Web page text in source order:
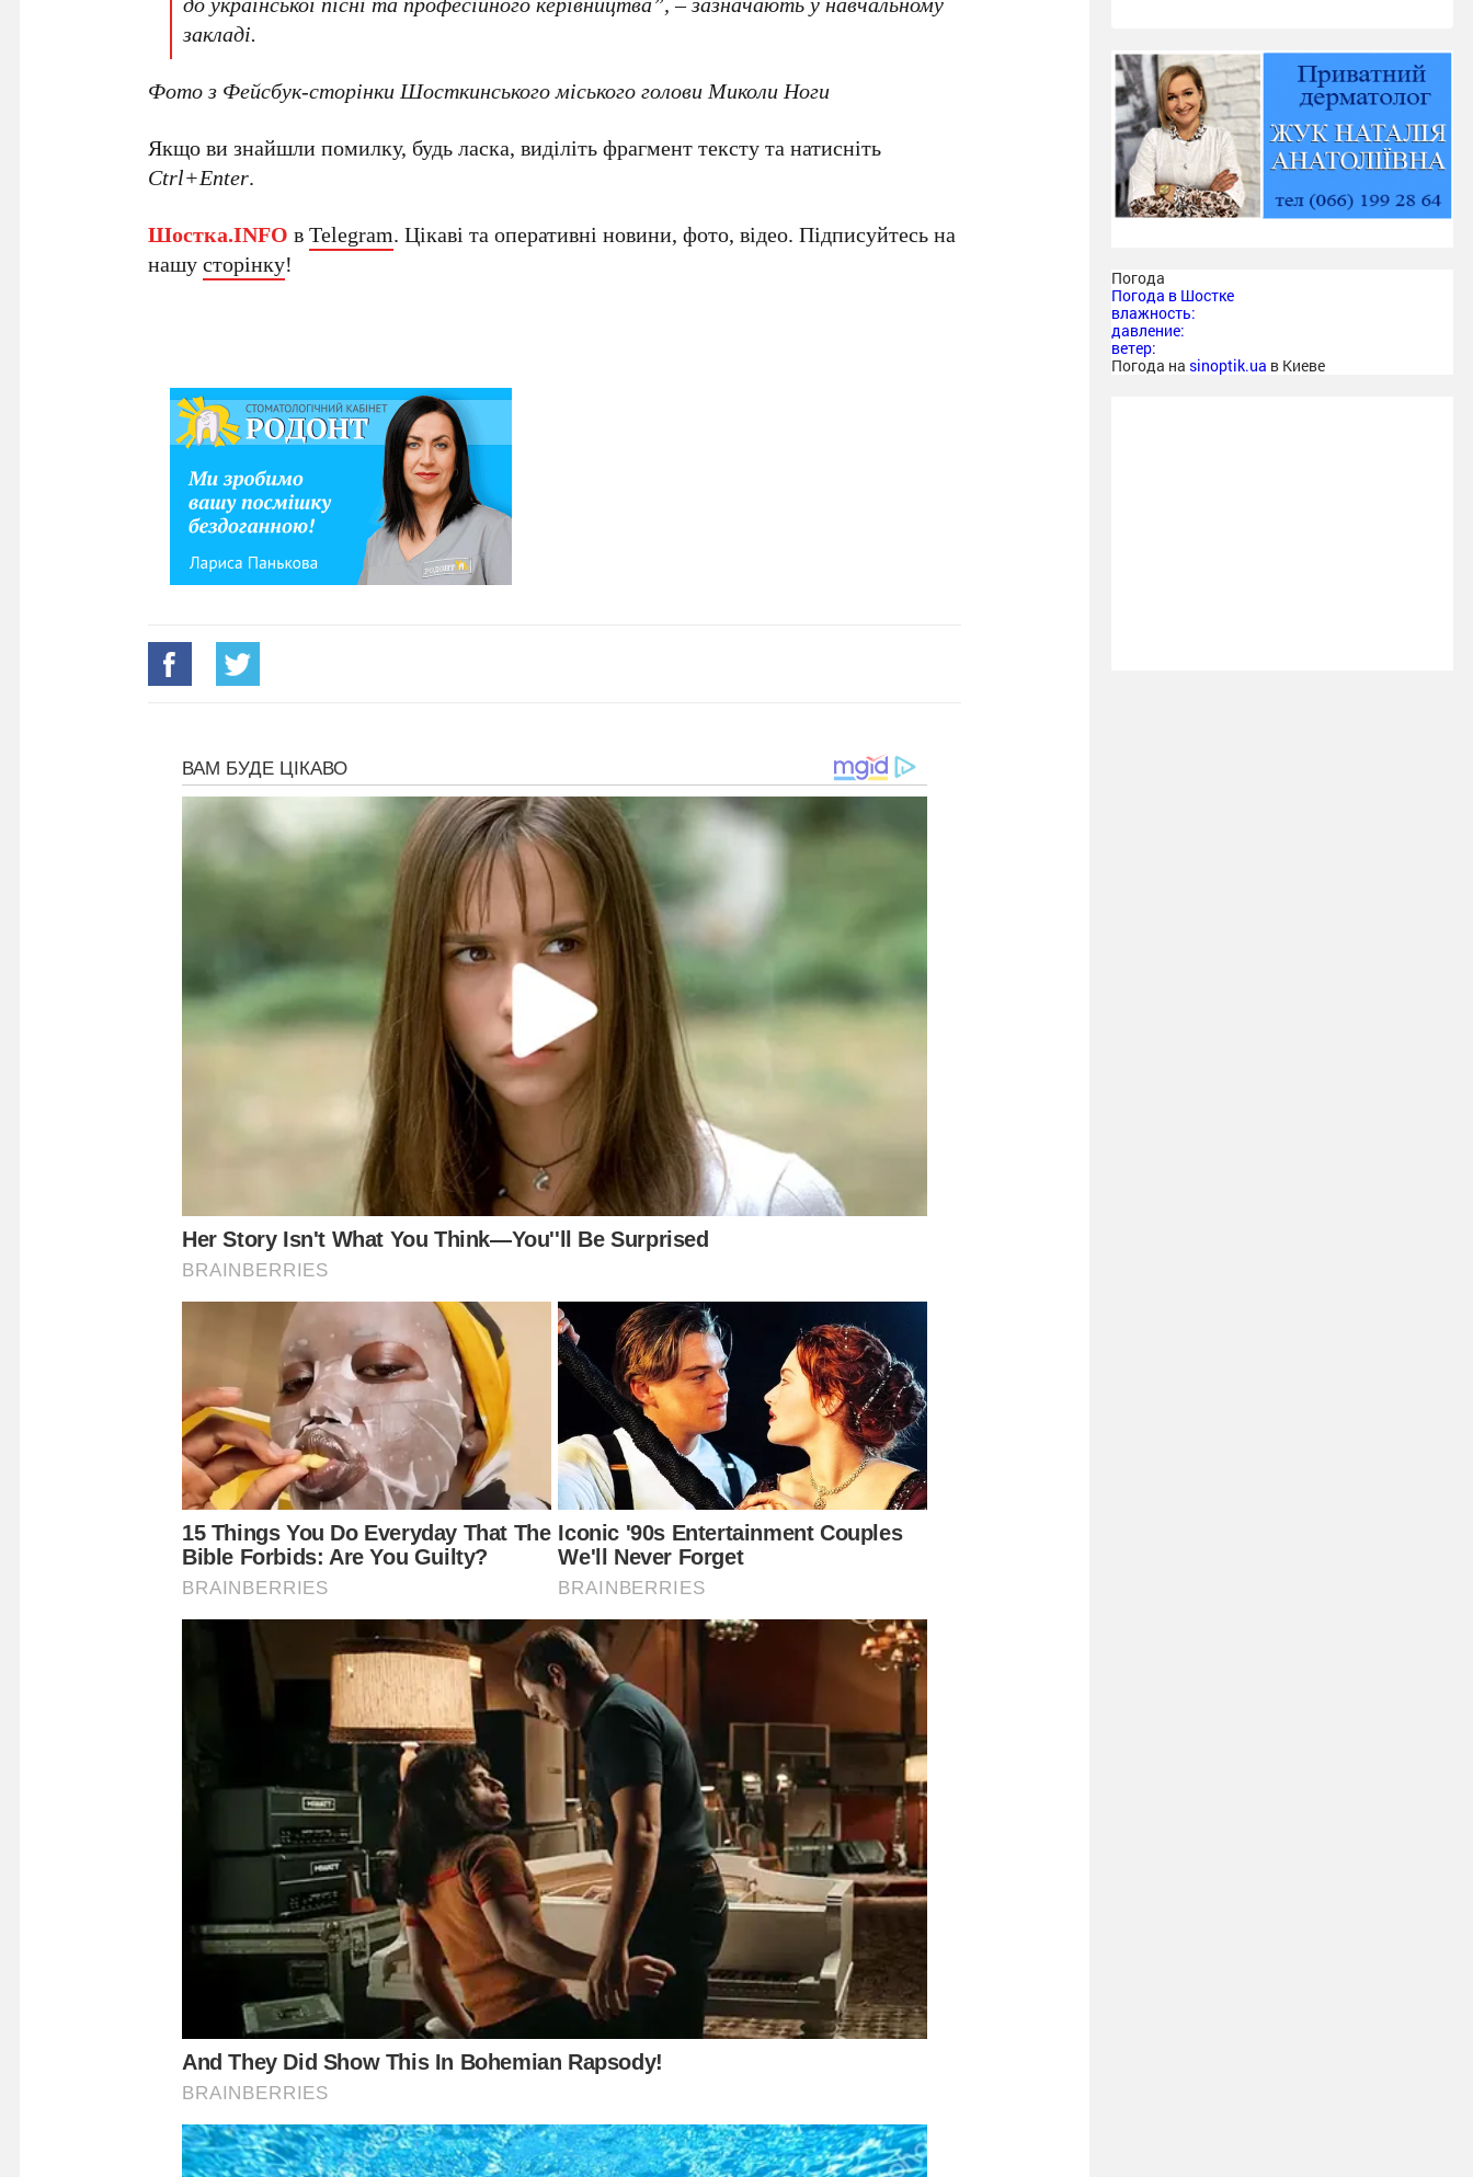
закладі.
Фото з Фейсбук-сторінки Шосткинського міського голови Миколи Ноги
Якщо ви знайшли помилку, будь ласка, виділіть фрагмент тексту та натисніть
Ctrl+Enter.
Шостка.INFO вTelegram. Цікаві та оперативні новини, фото, відео. Підписуйтесь на
нашусторінку!
Погода
Погода в Шостке
влажность:
давление:
ветер:
Погода на sinoptik.ua в Киеве